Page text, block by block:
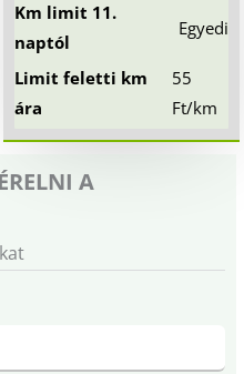
Km limit 11.
naptól
Egyedi
Limit feletti km
ára
55
Ft/km
A